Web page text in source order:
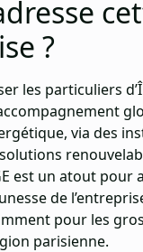
?
les particuliers
via des
est un atout pour
de
pour les
parisienne.